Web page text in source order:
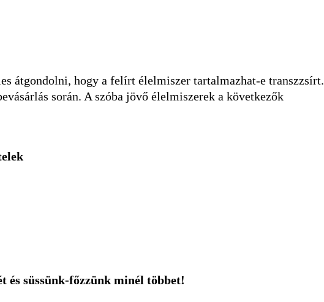
átgondolni, hogy a felírt élelmiszer tartalmazhat-e transzzsírt.
során. A szóba jövő élelmiszerek a következők
és süssünk-főzzünk minél többet!